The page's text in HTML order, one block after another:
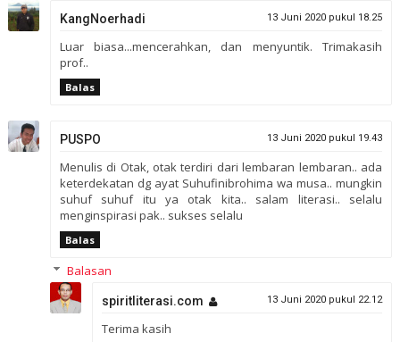
KangNoerhadi 13 Juni 2020 pukul 18.25
Luar biasa...mencerahkan, dan menyuntik. Trimakasih
prof..
Balas
PUSPO 13 Juni 2020 pukul 19.43
Menulis di Otak, otak terdiri dari lembaran lembaran.. ada
keterdekatan dg ayat Suhufinibrohima wa musa.. mungkin
suhuf suhuf itu ya otak kita.. salam literasi.. selalu
menginspirasi pak.. sukses selalu
Balas
Balasan
spiritliterasi.com 13 Juni 2020 pukul 22.12
Terima kasih